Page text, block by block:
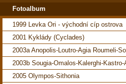
Fotoalbum
1999 Levka Ori - východní cíp ostrova
2001 Kyklády (Cyclades)
2003a Anopolis-Loutro-Agia Roumeli-
2003b Sougia-Omalos-Kalerghi-
2005 Olympos-Sithonia